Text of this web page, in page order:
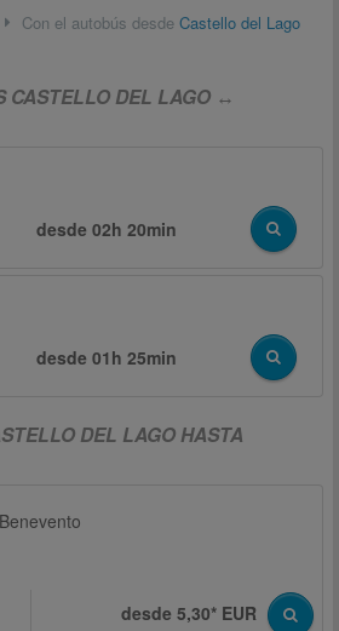
Con el autobús desde Castello del Lago
CASTELLO DEL LAGO ↔
desde02h 20min
desde01h 25min
DEL LAGO HASTA
desde 5,30* EUR